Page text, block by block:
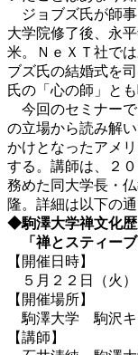
ジョブズ氏が師事
大学院修了後、永
米。ＮｅＸＴ社で
ブズ氏の結婚式を
氏の「心の師」とも
今回のセミナーで
の立場から読み解
かけとなったアメ
する。講師は、２
務めた同大学長・
隆。詳細は以下の通
◆駒澤大学禅文化
「禅とスティーブ
【開催日時】
５月２２日（火
【開催場所】
駒澤大学 駒沢キ
【講師】